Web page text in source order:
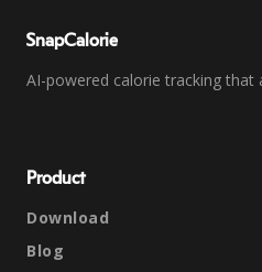
SnapCalorie
AI-powered calorie tracking that
Product
Download
Blog